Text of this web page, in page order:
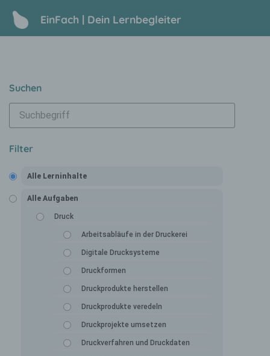
EinFach | Dein Lernbegleiter
Suchen
Filter
Alle Lerninhalte
Alle Aufgaben
Druck
Arbeitsabläufe in der Druckerei
Digitale Drucksysteme
Druckformen
Druckprodukte herstellen
Druckprodukte veredeln
Druckprojekte umsetzen
Druckverfahren und Druckdaten